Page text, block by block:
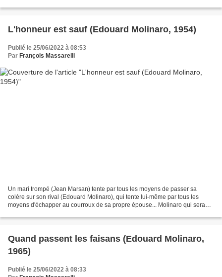
L'honneur est sauf (Edouard Molinaro, 1954)
Publié le 25/06/2022 à 08:53
Par François Massarelli
Un mari trompé (Jean Marsan) tente par tous les moyens de passer sa
colère sur son rival (Edouard Molinaro), qui tente lui-même par tous les
moyens d'échapper au courroux de sa propre épouse... Molinaro qui sera
Quand passent les faisans (Edouard Molinaro,
1965)
Publié le 25/06/2022 à 08:33